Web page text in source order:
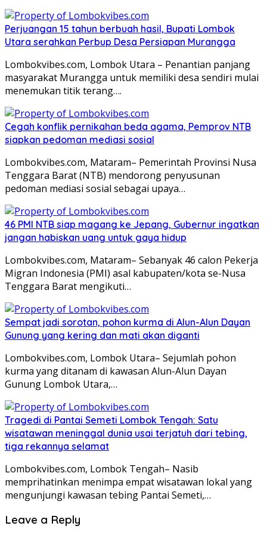
Perjuangan 15 tahun berbuah hasil, Bupati Lombok
Utara serahkan Perbup Desa Persiapan Murangga
Lombokvibes.com, Lombok Utara – Penantian panjang
masyarakat Murangga untuk memiliki desa sendiri mulai
menemukan titik terang….
Cegah konflik pernikahan beda agama, Pemprov NTB
siapkan pedoman mediasi sosial
Lombokvibes.com, Mataram– Pemerintah Provinsi Nusa
Tenggara Barat (NTB) mendorong penyusunan
pedoman mediasi sosial sebagai upaya…
46 PMI NTB siap magang ke Jepang, Gubernur ingatkan
jangan habiskan uang untuk gaya hidup
Lombokvibes.com, Mataram– Sebanyak 46 calon Pekerja
Migran Indonesia (PMI) asal kabupaten/kota se-Nusa
Tenggara Barat mengikuti…
Sempat jadi sorotan, pohon kurma di Alun-Alun Dayan
Gunung yang kering dan mati akan diganti
Lombokvibes.com, Lombok Utara– Sejumlah pohon
kurma yang ditanam di kawasan Alun-Alun Dayan
Gunung Lombok Utara,…
Tragedi di Pantai Semeti Lombok Tengah: Satu
wisatawan meninggal dunia usai terjatuh dari tebing,
tiga rekannya selamat
Lombokvibes.com, Lombok Tengah– Nasib
memprihatinkan menimpa empat wisatawan lokal yang
mengunjungi kawasan tebing Pantai Semeti,…
Leave a Reply